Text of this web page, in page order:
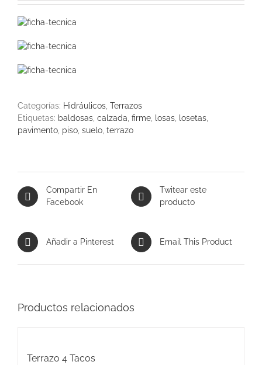
Categorías: Hidráulicos, Terrazos
Etiquetas: baldosas, calzada, firme, losas, losetas,
pavimento, piso, suelo, terrazo
Compartir En
Facebook
Twitear este
producto
Añadir a Pinterest Email This Product
Productos relacionados
Terrazo 4 Tacos